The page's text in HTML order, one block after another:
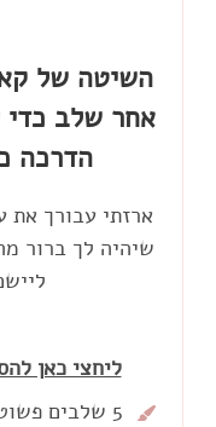
השיטה של
אחר שלב כדי
הדרכה
ארזתי עבורך את
שיהיה לך ברור
ליחצי כאן
5 שלבים פשוטים שצריך לעשות בכל פסל